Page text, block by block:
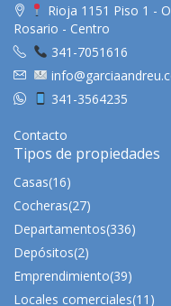
Rioja 1151 Piso 1 -
Rosario - Centro
341-7051616
341-3564235
Contacto
Tipos de propiedades
Casas(16)
Cocheras(27)
Departamentos(336)
Depósitos(2)
Emprendimiento(39)
Locales comerciales(11)